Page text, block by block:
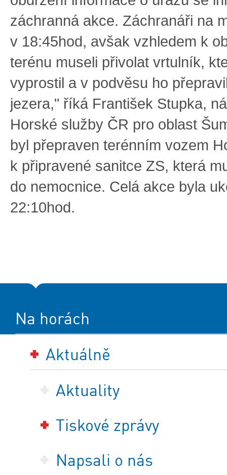
záchranná akce. Záchranáři na
v 18:45hod, avšak vzhledem k
terénu museli přivolat vrtulník,
vyprostil a v podvěsu ho
jezera," říká František Stupka,
Horské služby ČR pro oblast
byl přepraven terénním vozem
k připravené sanitce ZS, která
do nemocnice. Celá akce byla
22:10hod.
Na horách
Aktuálně
Aktuality
Tiskové zprávy
Napsali o nás